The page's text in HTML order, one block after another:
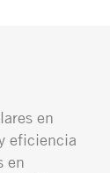
en
eficiencia
en